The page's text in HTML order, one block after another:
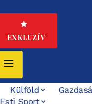
EXKLUZÍV
Külföld
Esti Sport